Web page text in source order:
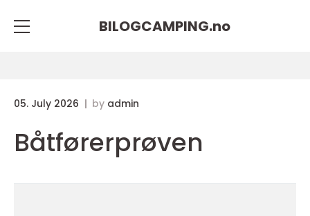
BILOGCAMPING.no
05. July 2026 by admin
Båtførerprøven